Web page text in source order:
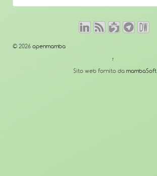
© 2026 openmamba
↑
Sito web fornito da mambaSoft